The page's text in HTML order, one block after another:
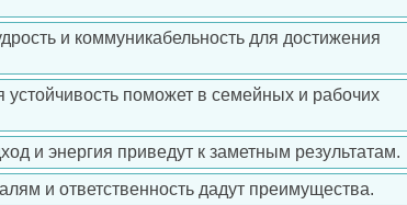
и коммуникабельность для достижения
поможет в семейных и рабочих
и энергия приведут к заметным результатам.
и ответственность дадут преимущества.